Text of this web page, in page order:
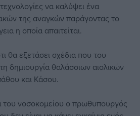
να καλύψει ένα
της αναγκών παράγοντας το
η οποία απαιτείται.
θα εξετάσει σχέδια που του
δημιουργία θαλάσσιων αιολικών
και Κάσου.
του νοσοκομείου ο πρωθυπουργός